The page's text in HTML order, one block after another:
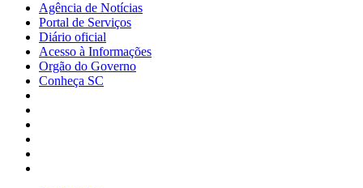
Agência de Notícias
Portal de Serviços
Diário oficial
Acesso à Informações
Orgão do Governo
Conheça SC